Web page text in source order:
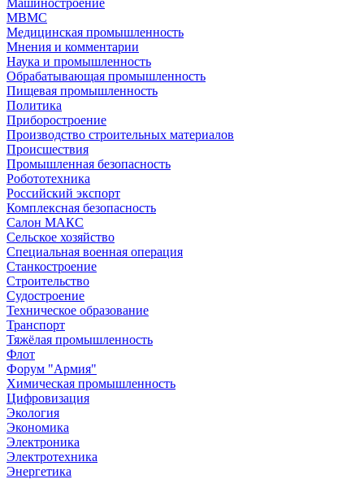
МВМС
Медицинская промышленность
Мнения и комментарии
Наука и промышленность
Обрабатывающая промышленность
Пищевая промышленность
Политика
Приборостроение
Производство строительных материалов
Происшествия
Промышленная безопасность
Робототехника
Российский экспорт
Комплексная безопасность
Салон МАКС
Сельское хозяйство
Специальная военная операция
Станкостроение
Строительство
Судостроение
Техническое образование
Транспорт
Тяжёлая промышленность
Флот
Форум "Армия"
Химическая промышленность
Цифровизация
Экология
Экономика
Электроника
Электротехника
Энергетика